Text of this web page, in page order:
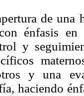
de
énfasis en
y
y una
haciendo